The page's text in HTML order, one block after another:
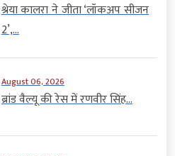
श्रेया कालरा ने जीता ‘लॉकअप सीजन
2’,...
August 06, 2026
ब्रांड वैल्यू की रेस में रणवीर सिंह...